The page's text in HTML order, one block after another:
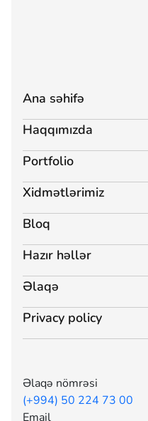
Ana səhifə
Haqqımızda
Portfolio
Xidmətlərimiz
Bloq
Hazır həllər
Əlaqə
Privacy policy
Əlaqə nömrəsi
(+994) 50 224 73 00
Email